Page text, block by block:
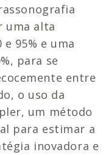
uma alta
95% e uma
para se
entre
o uso da
um método
para estimar a
inovadora e